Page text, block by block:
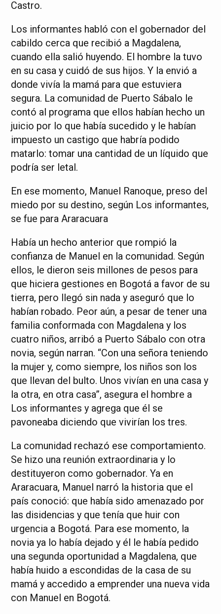
Castro.
Los informantes habló con el gobernador del
cabildo cerca que recibió a Magdalena,
cuando ella salió huyendo. El hombre la tuvo
en su casa y cuidó de sus hijos. Y la envió a
donde vivía la mamá para que estuviera
segura. La comunidad de Puerto Sábalo le
contó al programa que ellos habían hecho un
juicio por lo que había sucedido y le habían
impuesto un castigo que habría podido
matarlo: tomar una cantidad de un líquido que
podría ser letal.
En ese momento, Manuel Ranoque, preso del
miedo por su destino, según Los informantes,
se fue para Araracuara
Había un hecho anterior que rompió la
confianza de Manuel en la comunidad. Según
ellos, le dieron seis millones de pesos para
que hiciera gestiones en Bogotá a favor de su
tierra, pero llegó sin nada y aseguró que lo
habían robado. Peor aún, a pesar de tener una
familia conformada con Magdalena y los
cuatro niños, arribó a Puerto Sábalo con otra
novia, según narran. “Con una señora teniendo
la mujer y, como siempre, los niños son los
que llevan del bulto. Unos vivían en una casa y
la otra, en otra casa”, asegura el hombre a
Los informantes y agrega que él se
pavoneaba diciendo que vivirían los tres.
La comunidad rechazó ese comportamiento.
Se hizo una reunión extraordinaria y lo
destituyeron como gobernador. Ya en
Araracuara, Manuel narró la historia que el
país conoció: que había sido amenazado por
las disidencias y que tenía que huir con
urgencia a Bogotá. Para ese momento, la
novia ya lo había dejado y él le había pedido
una segunda oportunidad a Magdalena, que
había huido a escondidas de la casa de su
mamá y accedido a emprender una nueva vida
con Manuel en Bogotá.